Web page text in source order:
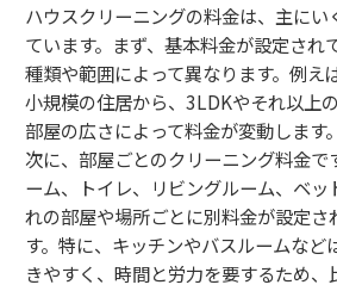
ハウスクリーニングの料金は、主に
ています。まず、基本料金が設定され
種類や範囲によって異なります。例え
小規模の住居から、3LDKやそれ以上
部屋の広さによって料金が変動します。
次に、部屋ごとのクリーニング料金で
ーム、トイレ、リビングルーム、ベッ
れの部屋や場所ごとに別料金が設定
す。特に、キッチンやバスルームなど
きやすく、時間と労力を要するため、